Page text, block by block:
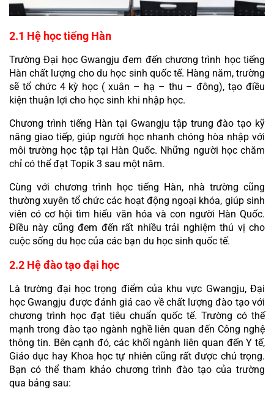
2.1 Hệ học tiếng Hàn
Trường Đại học Gwangju đem đến chương trình học tiếng
Hàn chất lượng cho du học sinh quốc tế. Hàng năm, trường
sẽ tổ chức 4 kỳ học ( xuân – hạ – thu – đông), tạo điều
kiện thuận lợi cho học sinh khi nhập học.
Chương trình tiếng Hàn tại Gwangju tập trung đào tạo kỹ
năng giao tiếp, giúp người học nhanh chóng hòa nhập với
môi trường học tập tại Hàn Quốc. Những người học chăm
chỉ có thể đạt Topik 3 sau một năm.
Cùng với chương trình học tiếng Hàn, nhà trường cũng
thường xuyên tổ chức các hoạt động ngoại khóa, giúp sinh
viên có cơ hội tìm hiểu văn hóa và con người Hàn Quốc.
Điều này cũng đem đến rất nhiều trải nghiệm thú vị cho
cuộc sống du học của các bạn du học sinh quốc tế.
2.2 Hệ đào tạo đại học
Là trường đại học trọng điểm của khu vực Gwangju, Đại
học Gwangju được đánh giá cao về chất lượng đào tạo với
chương trình học đạt tiêu chuẩn quốc tế. Trường có thế
mạnh trong đào tạo ngành nghề liên quan đến Công nghệ
thông tin. Bên cạnh đó, các khối ngành liên quan đến Y tế,
Giáo dục hay Khoa học tự nhiên cũng rất được chú trọng.
Bạn có thể tham khảo chương trình đào tạo của trường
qua bảng sau: